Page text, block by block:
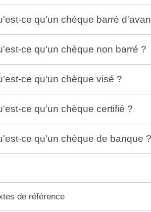
ce qu'un chèque barré
ce qu'un chèque non barré ?
ce qu'un chèque visé ?
ce qu'un chèque certifié ?
ce qu'un chèque de banque ?
de référence